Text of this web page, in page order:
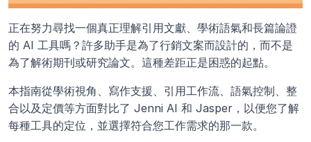
正在努力尋找一個真正理解引用文獻、學術語氣和長篇論證
的 AI 工具嗎？許多助手是為了行銷文案而設計的，而不是
為了解術期刊或研究論文。這種差距正是困惑的起點。
本指南從學術視角、寫作支援、引用工作流、語氣控制、整
合以及定價等方面對比了 Jenni AI 和 Jasper，以便您了解
每種工具的定位，並選擇符合您工作需求的那一款。